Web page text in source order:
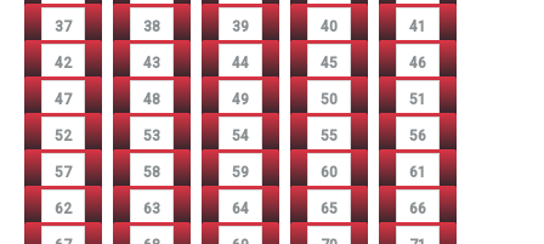
37 38 39 40 41
42 43 44 45 46
47 48 49 50 51
52 53 54 55 56
57 58 59 60 61
62 63 64 65 66